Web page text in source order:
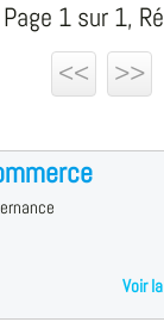
1 sur 1,
<<
>>
Voir